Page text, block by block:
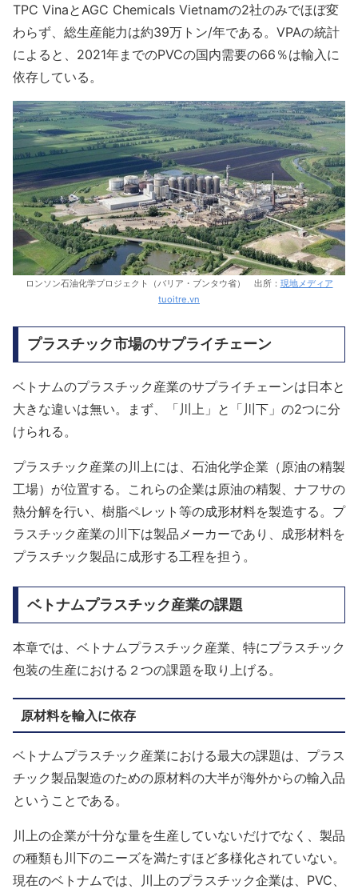
TPC VinaとAGC Chemicals Vietnamの2社のみでほぼ変
わらず、総生産能力は約39万トン/年である。VPAの統計
によると、2021年までのPV​​Cの国内需要の66％は輸入に
依存している。
ロンソン石油化学プロジェクト（バリア・ブンタウ省） 出所： 現地メディア
tuoitre.vn
プラスチック市場のサプライチェーン
ベトナムのプラスチック産業のサプライチェーンは日本と
大きな違いは無い。まず、「川上」と「川下」の2つに分
けられる。
プラスチック産業の川上には、石油化学企業（原油の精製
工場）が位置する。これらの企業は原油の精製、ナフサの
熱分解を行い、樹脂ペレット等の成形材料を製造する。プ
ラスチック産業の川下は製品メーカーであり、成形材料を
プラスチック製品に成形する工程を担う。
ベトナムプラスチック産業の課題
本章では、ベトナムプラスチック産業、特にプラスチック
包装の生産における２つの課題を取り上げる。
原材料を輸入に依存
ベトナムプラスチック産業における最大の課題は、プラス
チック製品製造のための原材料の大半が海外からの輸入品
ということである。
川上の企業が十分な量を生産していないだけでなく、製品
の種類も川下のニーズを満たすほど多様化されていない。
現在のベトナムでは、川上のプラスチック企業は、PVC、